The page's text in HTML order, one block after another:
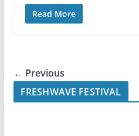
Read More
← Previous
FRESHWAVE FESTIVAL